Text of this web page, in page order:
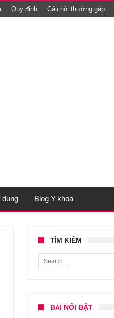
Quy định Câu hỏi thường gặp
dụng Blog Y khoa
TÌM KIẾM
Search for:
BÀI NỔI BẬT